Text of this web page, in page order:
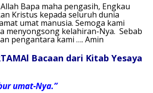
Allah Bapa maha pengasih, Engkau
Kristus kepada seluruh dunia
umat manusia. Semoga kami
menyongsong kelahiran-Nya. Sebab
pengantara kami …. Amin
Bacaan dari Kitab Yesaya
umat-Nya.”